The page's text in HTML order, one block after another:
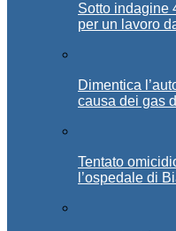
Sotto indagine
per un lavoro
Dimentica
causa dei gas
Tentato
l’ospedale di